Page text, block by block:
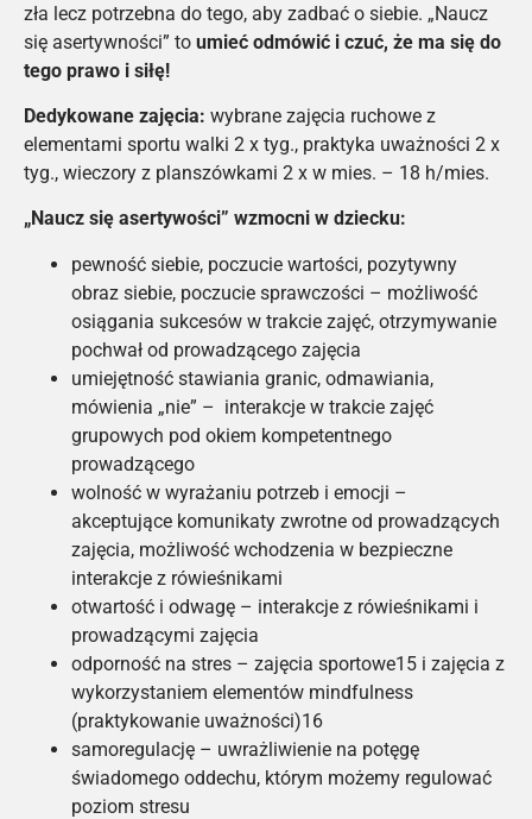
zła lecz potrzebna do tego, aby zadbać o siebie. „Naucz
się asertywności” to umieć odmówić i czuć, że ma się do
tego prawo i siłę!
Dedykowane zajęcia: wybrane zajęcia ruchowe z
elementami sportu walki 2 x tyg., praktyka uważności 2 x
tyg., wieczory z planszówkami 2 x w mies. – 18 h/mies.
„Naucz się asertywości” wzmocni w dziecku:
pewność siebie, poczucie wartości, pozytywny
obraz siebie, poczucie sprawczości – możliwość
osiągania sukcesów w trakcie zajęć, otrzymywanie
pochwał od prowadzącego zajęcia
umiejętność stawiania granic, odmawiania,
mówienia „nie” – interakcje w trakcie zajęć
grupowych pod okiem kompetentnego
prowadzącego
wolność w wyrażaniu potrzeb i emocji –
akceptujące komunikaty zwrotne od prowadzących
zajęcia, możliwość wchodzenia w bezpieczne
interakcje z rówieśnikami
otwartość i odwagę – interakcje z rówieśnikami i
prowadzącymi zajęcia
odporność na stres – zajęcia sportowe15 i zajęcia z
wykorzystaniem elementów mindfulness
(praktykowanie uważności)16
samoregulację – uwrażliwienie na potęgę
świadomego oddechu, którym możemy regulować
poziom stresu